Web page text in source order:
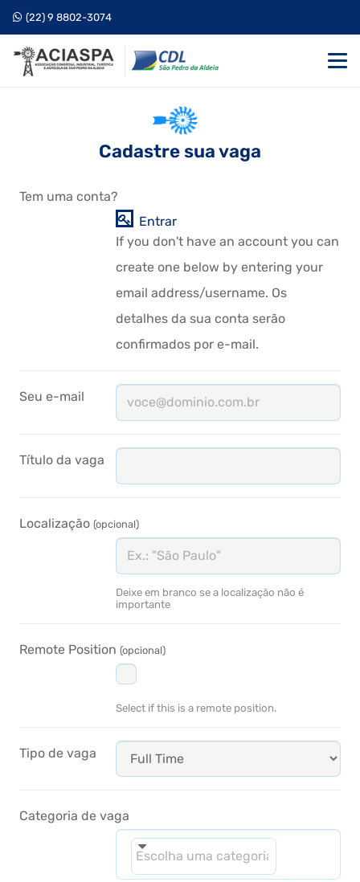
(22) 9 8802-3074
Cadastre sua vaga
Tem uma conta?
Entrar
If you don't have an account you can
create one below by entering your
email address/username. Os
detalhes da sua conta serão
confirmados por e-mail.
Seu e-mail
Título da vaga
Localização (opcional)
Deixe em branco se a localização não é
importante
Remote Position (opcional)
Select if this is a remote position.
Tipo de vaga
Categoria de vaga